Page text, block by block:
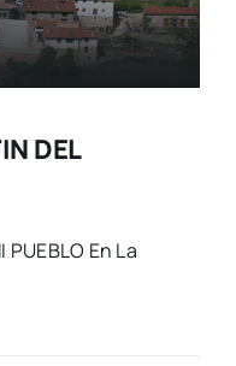
DEL
PUEBLO En La